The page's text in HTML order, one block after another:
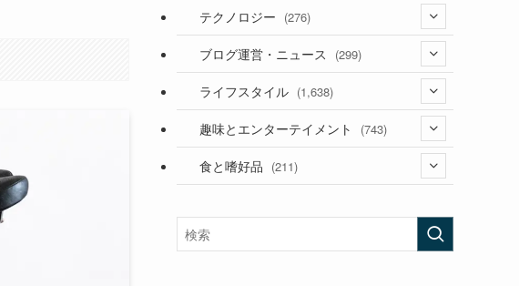
テクノロジー (276)
(36)
(187)
(53)
ブログ運営・ニュース (299)
(118)
(181)
ライフスタイル (1,638)
(394)
(282)
趣味とエンターテイメント (743)
(56)
(473)
食と嗜好品 (211)